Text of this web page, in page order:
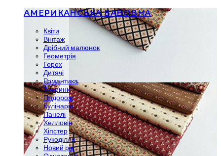
АМЕРИКАНСЬКА БАВОВНА
Квіти
Вінтаж
Дрібний малюнок
Геометрія
Горох
Дитячі
Романтика
Тварини
Подорож
Кулінарія
Панелі
Хелловін
Хіпстер
Рукоділля
Новий рік